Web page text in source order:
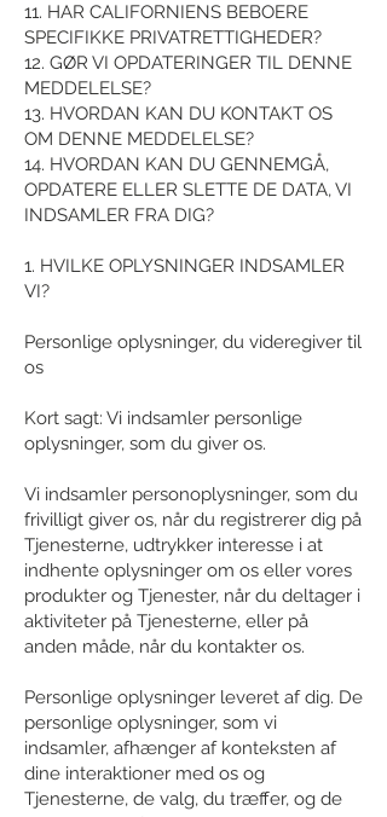
11. HAR CALIFORNIENS BEBOERE
SPECIFIKKE PRIVATRETTIGHEDER?
12. GØR VI OPDATERINGER TIL DENNE
MEDDELELSE?
13. HVORDAN KAN DU KONTAKT OS
OM DENNE MEDDELELSE?
14. HVORDAN KAN DU GENNEMGÅ,
OPDATERE ELLER SLETTE DE DATA, VI
INDSAMLER FRA DIG?
1. HVILKE OPLYSNINGER INDSAMLER
VI?
Personlige oplysninger, du videregiver til
os
Kort sagt: Vi indsamler personlige
oplysninger, som du giver os.
Vi indsamler personoplysninger, som du
frivilligt giver os, når du registrerer dig på
Tjenesterne, udtrykker interesse i at
indhente oplysninger om os eller vores
produkter og Tjenester, når du deltager i
aktiviteter på Tjenesterne, eller på
anden måde, når du kontakter os.
Personlige oplysninger leveret af dig. De
personlige oplysninger, som vi
indsamler, afhænger af konteksten af
dine interaktioner med os og
Tjenesterne, de valg, du træffer, og de